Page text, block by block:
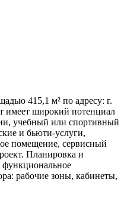
415,1 м² по адресу: г.
имеет широкий потенциал
учебный или спортивный
и бьюти-услуги,
помещение, сервисный
Планировка и
функциональное
рабочие зоны, кабинеты,